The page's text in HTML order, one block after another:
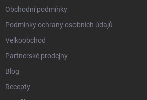
Obchodní podmínky
Podmínky ochrany osobních údajů
Velkoobchod
Partnerské prodejny
Blog
Recepty